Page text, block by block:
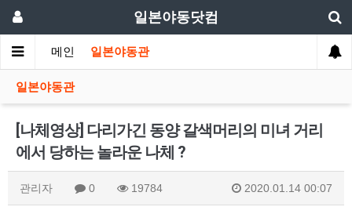
일본야동닷컴
메인 일본야동관
일본야동관
[나체영상] 다리가긴 동양 갈색머리의 미녀 거리
에서 당하는 놀라운 나체 ?
관리자 0 19784 2020.01.14 00:07